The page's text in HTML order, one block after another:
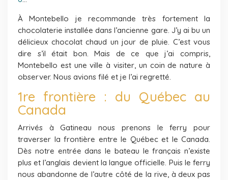
À Montebello je recommande très fortement la
chocolaterie installée dans l’ancienne gare. J’y ai bu un
délicieux chocolat chaud un jour de pluie. C’est vous
dire s’il était bon. Mais de ce que j’ai compris,
Montebello est une ville à visiter, un coin de nature à
observer. Nous avions filé et je l’ai regretté.
1re frontière : du Québec au
Canada
Arrivés à Gatineau nous prenons le ferry pour
traverser la frontière entre le Québec et le Canada.
Dès notre entrée dans le bateau le français n’existe
plus et l’anglais devient la langue officielle. Puis le ferry
nous abandonne de l’autre côté de la rive, à deux pas